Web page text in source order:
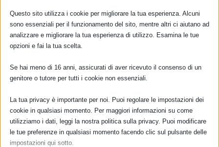
MATERIALI SAM 2025
diMonia Scarton|Apr 7, 2025|IN EVIDENZA,Materiali SAM
2025,Notizie dal Mami
Questo sito utilizza i cookie per migliorare la tua esperienza. Alcuni
sono essenziali per il funzionamento del sito, mentre altri ci aiutano ad
analizzare e migliorare la tua esperienza di utilizzo. Esamina le tue
opzioni e fai la tua scelta.
Se hai meno di 16 anni, assicurati di aver ricevuto il consenso di un
genitore o tutore per tutti i cookie non essenziali.
La tua privacy è importante per noi. Puoi regolare le impostazioni dei
cookie in qualsiasi momento. Per maggiori informazioni su come
utilizziamo i dati, leggi la nostra politica sulla privacy. Puoi modificare
le tue preferenze in qualsiasi momento facendo clic sul pulsante delle
impostazioni qui sotto.